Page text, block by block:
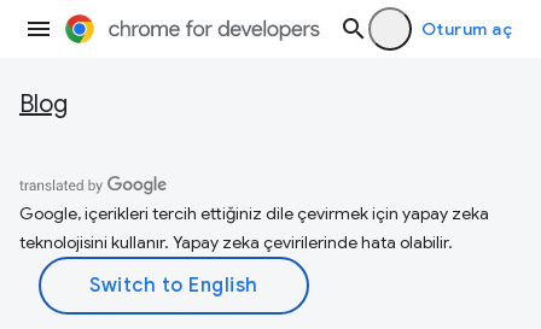
Oturum aç
Blog
Google, içerikleri tercih ettiğiniz dile çevirmek için yapay zeka
teknolojisini kullanır. Yapay zeka çevirilerinde hata olabilir.